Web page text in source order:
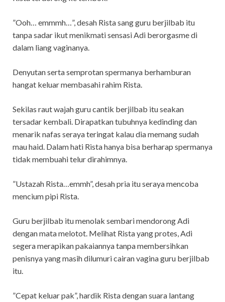
”Ooh… emmmh…”, desah Rista sang guru berjilbab itu
tanpa sadar ikut menikmati sensasi Adi berorgasme di
dalam liang vaginanya.
Denyutan serta semprotan spermanya berhamburan
hangat keluar membasahi rahim Rista.
Sekilas raut wajah guru cantik berjilbab itu seakan
tersadar kembali. Dirapatkan tubuhnya kedinding dan
menarik nafas seraya teringat kalau dia memang sudah
mau haid. Dalam hati Rista hanya bisa berharap spermanya
tidak membuahi telur dirahimnya.
”Ustazah Rista…emmh”, desah pria itu seraya mencoba
mencium pipi Rista.
Guru berjilbab itu menolak sembari mendorong Adi
dengan mata melotot. Melihat Rista yang protes, Adi
segera merapikan pakaiannya tanpa membersihkan
penisnya yang masih dilumuri cairan vagina guru berjilbab
itu.
”Cepat keluar pak”, hardik Rista dengan suara lantang